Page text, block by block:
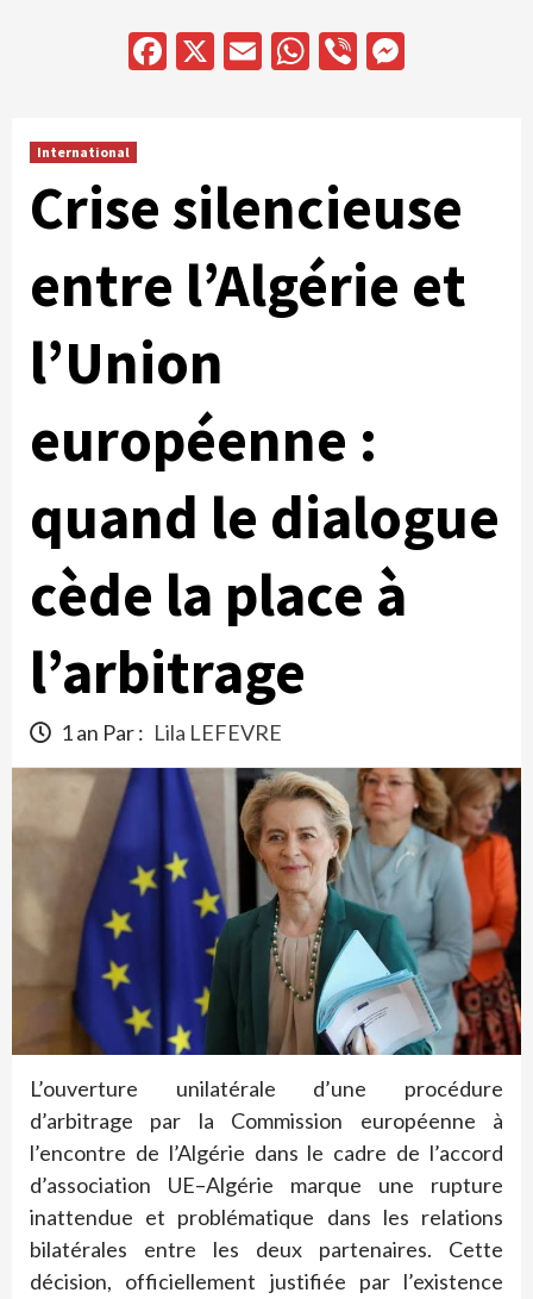
Facebook
X EmailWhatsApp
Viber
International
Crise silencieuse
entre l’Algérie et
l’Union
européenne :
quand le dialogue
cède la place à
l’arbitrage
1 an Par : Lila LEFEVRE
L’ouverture unilatérale d’une procédure
d’arbitrage par la Commission européenne à
l’encontre de l’Algérie dans le cadre de l’accord
d’association UE–Algérie marque une rupture
inattendue et problématique dans les relations
bilatérales entre les deux partenaires. Cette
décision, officiellement justifiée par l’existence